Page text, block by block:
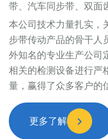
带、汽车同步带、双面
本公司技术力量扎实，
步带传动产品的骨干人
外知名的专业生产公司
相关的检测设备进行严
量，赢得了众多客户的
更多了解